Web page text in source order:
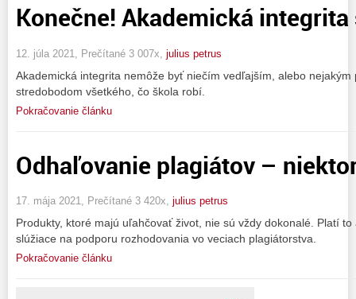
Konečne! Akademická
12. júla 2021, Prečítané 3 007x, julius petrus
Akademická integrita nemôže byť niečím vedľajším, alebo
stredobodom všetkého, čo škola robí.
Pokračovanie článku
Odhaľovanie plagiátov –
17. mája 2021, Prečítané 3 420x, julius petrus
Produkty, ktoré majú uľahčovať život, nie sú vždy dokonalé. Platí
slúžiace na podporu rozhodovania vo veciach plagiátorstva.
Pokračovanie článku